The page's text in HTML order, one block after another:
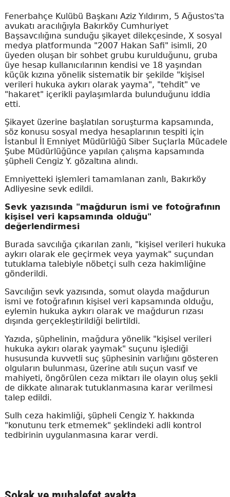
Fenerbahçe Kulübü Başkanı Aziz Yıldırım, 5 Ağustos'ta
avukatı aracılığıyla Bakırköy Cumhuriyet
Başsavcılığına sunduğu şikayet dilekçesinde, X sosyal
medya platformunda "2007 Hakan Safi" isimli, 20
üyeden oluşan bir sohbet grubu kurulduğunu, gruba
üye hesap kullanıcılarının kendisi ve 18 yaşından
küçük kızına yönelik sistematik bir şekilde "kişisel
verileri hukuka aykırı olarak yayma", "tehdit" ve
"hakaret" içerikli paylaşımlarda bulunduğunu iddia
etti.
Şikayet üzerine başlatılan soruşturma kapsamında,
söz konusu sosyal medya hesaplarının tespiti için
İstanbul İl Emniyet Müdürlüğü Siber Suçlarla Mücadele
Şube Müdürlüğünce yapılan çalışma kapsamında
şüpheli Cengiz Y. gözaltına alındı.
Emniyetteki işlemleri tamamlanan zanlı, Bakırköy
Adliyesine sevk edildi.
Sevk yazısında "mağdurun ismi ve fotoğrafının
kişisel veri kapsamında olduğu"
değerlendirmesi
Burada savcılığa çıkarılan zanlı, "kişisel verileri hukuka
aykırı olarak ele geçirmek veya yaymak" suçundan
tutuklama talebiyle nöbetçi sulh ceza hakimliğine
gönderildi.
Savcılığın sevk yazısında, somut olayda mağdurun
ismi ve fotoğrafının kişisel veri kapsamında olduğu,
eylemin hukuka aykırı olarak ve mağdurun rızası
dışında gerçekleştirildiği belirtildi.
Yazıda, şüphelinin, mağdura yönelik "kişisel verileri
hukuka aykırı olarak yaymak" suçunu işlediği
hususunda kuvvetli suç şüphesinin varlığını gösteren
olguların bulunması, üzerine atılı suçun vasıf ve
mahiyeti, öngörülen ceza miktarı ile olayın oluş şekli
de dikkate alınarak tutuklanmasına karar verilmesi
talep edildi.
Sulh ceza hakimliği, şüpheli Cengiz Y. hakkında
"konutunu terk etmemek" şeklindeki adli kontrol
tedbirinin uygulanmasına karar verdi.